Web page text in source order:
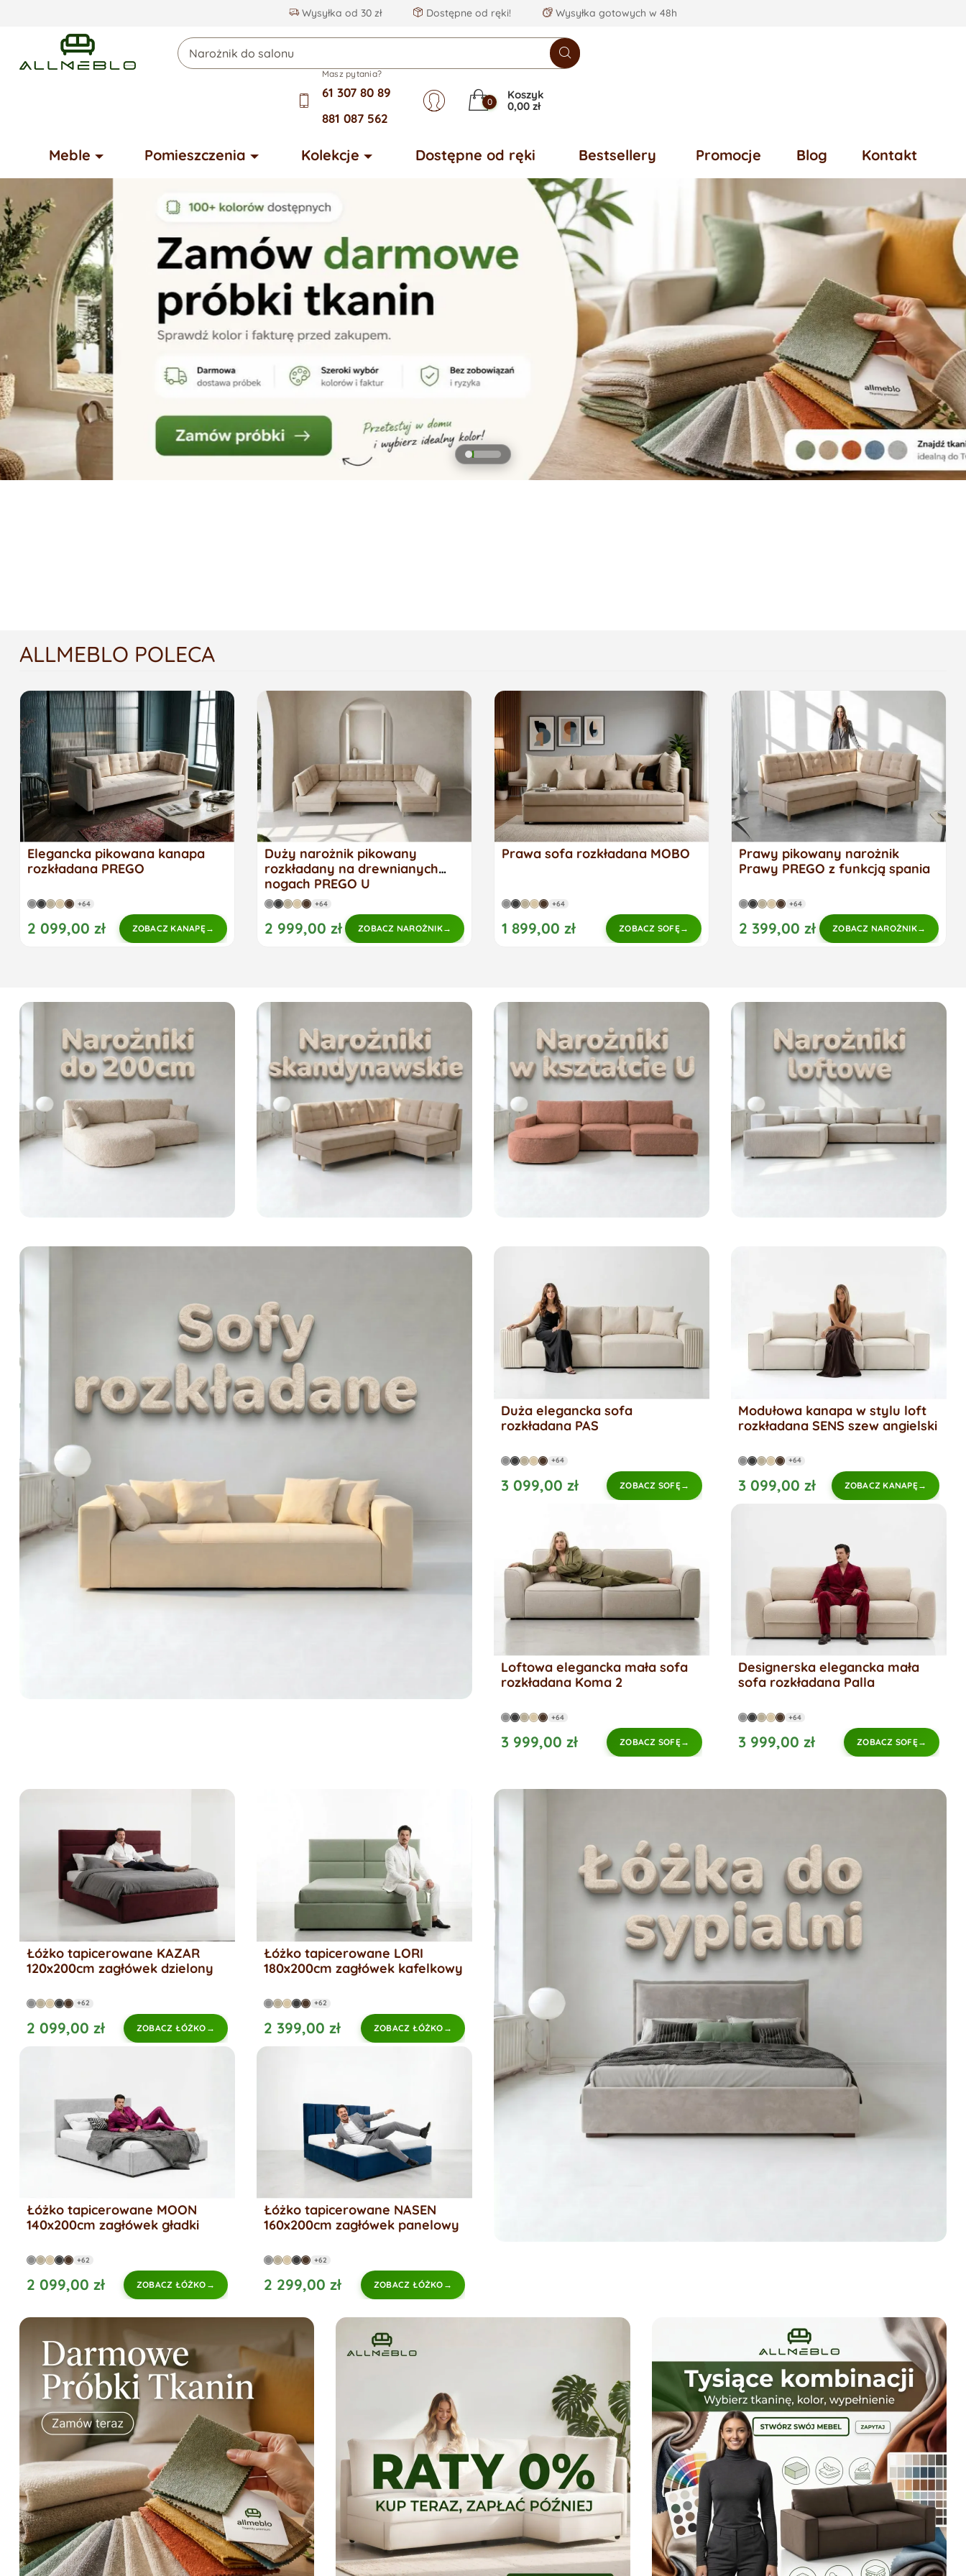
Wysyłka od 30 zł Dostępne od ręki! Wysyłka gotowych w 48h
Masz pytania?
61 307 80 89
881 087 562
0
Koszyk
0,00 zł
Meble Pomieszczenia Kolekcje Dostępne od ręki Bestsellery Promocje Blog Kontakt
ALLMEBLO POLECA
Elegancka pikowana kanapa
rozkładana PREGO
+64
2 099,00 zł ZOBACZ KANAPĘ
Duży narożnik pikowany
rozkładany na drewnianych
nogach PREGO U
+64
2 999,00 zł ZOBACZ NAROŻNIK
Prawa sofa rozkładana MOBO
+64
1 899,00 zł ZOBACZ SOFĘ
Prawy pikowany narożnik
Prawy PREGO z funkcją spania
+64
2 399,00 zł ZOBACZ NAROŻNIK
Duża elegancka sofa
rozkładana PAS
+64
3 099,00 zł ZOBACZ SOFĘ
Modułowa kanapa w stylu loft
rozkładana SENS szew angielski
+64
3 099,00 zł ZOBACZ KANAPĘ
Loftowa elegancka mała sofa
rozkładana Koma 2
+64
3 999,00 zł ZOBACZ SOFĘ
Designerska elegancka mała
sofa rozkładana Palla
+64
3 999,00 zł ZOBACZ SOFĘ
Łóżko tapicerowane KAZAR
120x200cm zagłówek dzielony
+62
2 099,00 zł ZOBACZ ŁÓŻKO
Łóżko tapicerowane LORI
180x200cm zagłówek kafelkowy
+62
2 399,00 zł ZOBACZ ŁÓŻKO
Łóżko tapicerowane MOON
140x200cm zagłówek gładki
+62
2 099,00 zł ZOBACZ ŁÓŻKO
Łóżko tapicerowane NASEN
160x200cm zagłówek panelowy
+62
2 299,00 zł ZOBACZ ŁÓŻKO